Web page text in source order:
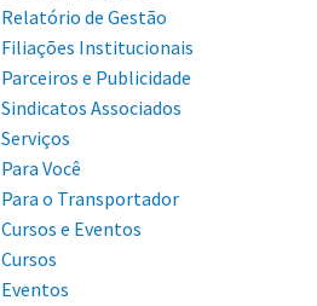
Relatório de Gestão
Filiações Institucionais
Parceiros e Publicidade
Sindicatos Associados
Serviços
Para Você
Para o Transportador
Cursos e Eventos
Cursos
Eventos